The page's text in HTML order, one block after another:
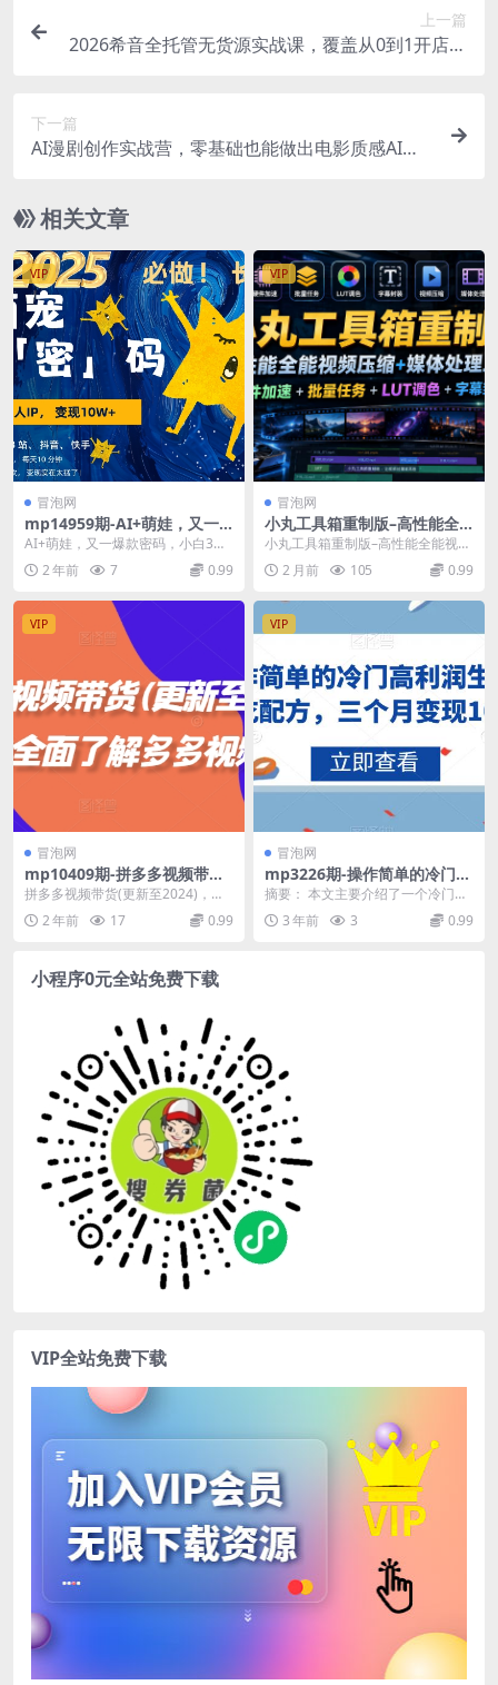
上一篇
2026希音全托管无货源实战课，覆盖从0到1开店、
下一篇
AI漫剧创作实战营，零基础也能做出电影质感AI短
相关文章
VIP
冒泡网
mp14959期-AI+萌娃，又一
爆款密码，小白3步上手，爆
款率80%，每天十分钟，轻松
AI变现萌娃搞钱
AI+萌娃，又一爆款密码，小白3步
上手，爆款率80%，每天十分钟，
轻松AI变现萌...
2 年前 7 0.99
VIP
冒泡网
小丸工具箱重制版–高性能全
能视频压缩+媒体处理工具｜
硬件加速+批量任务+LUT调色
+字幕封装
小丸工具箱重制版–高性能全能视频
压缩+媒体处理工具｜硬件加速+批
量任务+LUT调...
2 月前 105 0.99
VIP
冒泡网
mp10409期-拼多多视频带货
(更新至2024)，带你全面了解
多多视频带货
拼多多视频带货(更新至2024)，带
你全面了解多多视频带货 主要内容
包括：带你全...
2 年前 17 0.99
VIP
冒泡网
mp3226期-操作简单的冷门高
利润生意–小吃配方，三个月
变现10w+【揭秘】(揭秘冷门
高利润生意——小吃配方三个
摘要： 本文主要介绍了一个冷门但
高利润的生意——小吃配方。作者
分享了一位学员通过...
3 年前 3 0.99
小程序0元全站免费下载
VIP全站免费下载